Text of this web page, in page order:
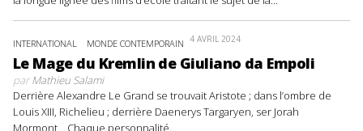
INTERNATIONAL MONDE CONTEMPORAIN 4 AVRIL 2024
Le Mage du Kremlin de Giuliano da Empoli
parMathieu Salami
Derrière Alexandre Le Grand se trouvait Aristote ; dans l’ombre de
Louis XIII, Richelieu ; derrière Daenerys Targaryen, ser Jorah
Mormont… Chaque personnalité...